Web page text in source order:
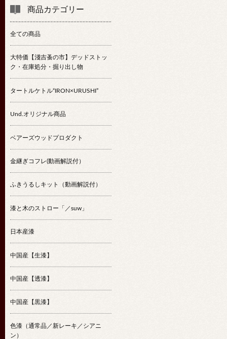
商品カテゴリー
全ての商品
大特価【淺吉蚤の市】デッドストッ
ク・在庫処分・掘り出し物
タートルケトル“IRON×URUSHI”
Und.オリジナル商品
ベアーズウッドプロダクト
金継ぎコフレ(動画解説付）
ふきうるしキット（動画解説付）
漆と木のストロー「／suw」
日本産漆
中国産【生漆】
中国産【透漆】
中国産【黒漆】
色漆（通常品／新レーキ／シアニ
ン）